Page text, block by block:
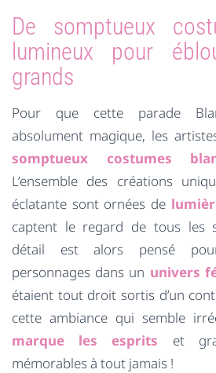
De somptueux
lumineux pour
grands
Pour que cette parade
absolument magique, les
somptueux costumes
L’ensemble des créations
éclatante sont ornées de
captent le regard de tous les
détail est alors pensé
personnages dans un univers
étaient tout droit sortis d’un
cette ambiance qui semble
marque les esprits et
mémorables à tout jamais !